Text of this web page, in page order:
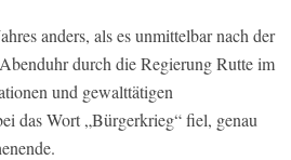
anders, als es unmittelbar nach der
durch die Regierung Rutte im
und gewalttätigen
das Wort „Bürgerkrieg“ fiel, genau